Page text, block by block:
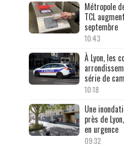
Métropole
TCL
septembre
10:43
À Lyon, les
série de
10:18
Une
près de
en urgence
09:32